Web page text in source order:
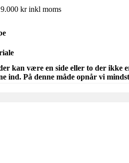
kan være en side eller to der ikke
ind. På denne måde opnår vi